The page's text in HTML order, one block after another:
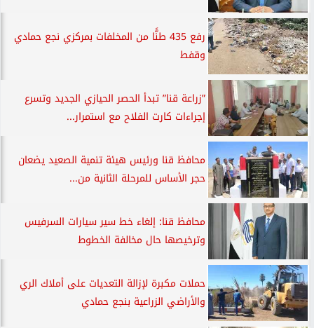
رفع 435 طنًّا من المخلفات بمركزي نجع حمادي
وقفط
”زراعة قنا” تبدأ الحصر الحيازي الجديد وتسرع
إجراءات كارت الفلاح مع استمرار...
محافظ قنا ورئيس هيئة تنمية الصعيد يضعان
حجر الأساس للمرحلة الثانية من...
محافظ قنا: إلغاء خط سير سيارات السرفيس
وترخيصها حال مخالفة الخطوط
حملات مكبرة لإزالة التعديات على أملاك الري
والأراضي الزراعية بنجع حمادي